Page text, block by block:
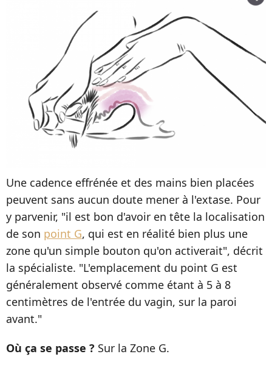
Une cadence effrénée et des mains bien placées
peuvent sans aucun doute mener à l'extase. Pour
y parvenir, "il est bon d'avoir en tête la localisation
de son point G, qui est en réalité bien plus une
zone qu'un simple bouton qu'on activerait", décrit
la spécialiste. "L'emplacement du point G est
généralement observé comme étant à 5 à 8
centimètres de l'entrée du vagin, sur la paroi
avant."
Où ça se passe ? Sur la Zone G.